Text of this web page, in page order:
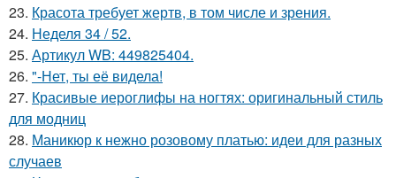
23. Красота требует жертв, в том числе и зрения.
24. Неделя 34 / 52.
25. Артикул WB: 449825404.
26. "-Нет, ты её видела!
27. Красивые иероглифы на ногтях: оригинальный стиль
для модниц
28. Маникюр к нежно розовому платью: идеи для разных
случаев